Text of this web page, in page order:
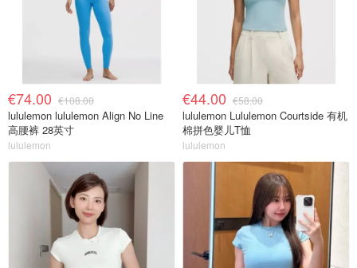
€74.00 €108.00
lululemon lululemon Align No Line
高腰裤 28英寸
lululemon
€44.00 €58.00
lululemon Lululemon Courtside 有机
棉拼色婴儿T恤
lululemon